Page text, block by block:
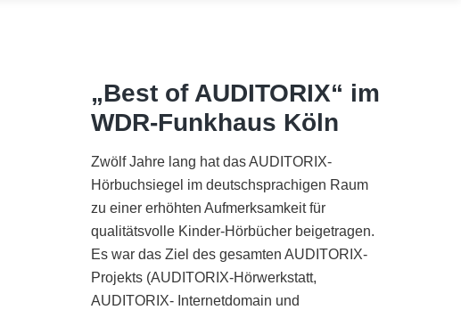
„Best of AUDITORIX“ im
WDR-Funkhaus Köln
Zwölf Jahre lang hat das AUDITORIX-
Hörbuchsiegel im deutschsprachigen Raum
zu einer erhöhten Aufmerksamkeit für
qualitätsvolle Kinder-Hörbücher beigetragen.
Es war das Ziel des gesamten AUDITORIX-
Projekts (AUDITORIX-Hörwerkstatt,
AUDITORIX- Internetdomain und